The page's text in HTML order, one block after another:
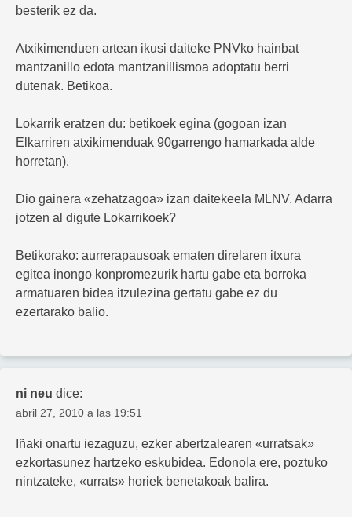
besterik ez da.
Atxikimenduen artean ikusi daiteke PNVko hainbat
mantzanillo edota mantzanillismoa adoptatu berri
dutenak. Betikoa.
Lokarrik eratzen du: betikoek egina (gogoan izan
Elkarriren atxikimenduak 90garrengo hamarkada alde
horretan).
Dio gainera «zehatzagoa» izan daitekeela MLNV. Adarra
jotzen al digute Lokarrikoek?
Betikorako: aurrerapausoak ematen direlaren itxura
egitea inongo konpromezurik hartu gabe eta borroka
armatuaren bidea itzulezina gertatu gabe ez du
ezertarako balio.
ni neu dice:
abril 27, 2010 a las 19:51
Iñaki onartu iezaguzu, ezker abertzalearen «urratsak»
ezkortasunez hartzeko eskubidea. Edonola ere, poztuko
nintzateke, «urrats» horiek benetakoak balira.